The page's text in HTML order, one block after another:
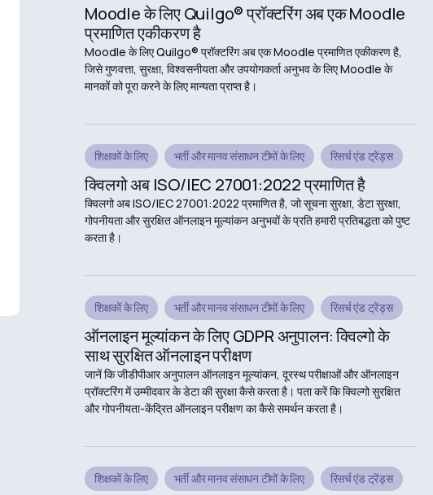
Moodle के लिए Quilgo® प्रॉक्टरिंग अब एक Moodle
प्रमाणित एकीकरण है
Moodle के लिए Quilgo® प्रॉक्टरिंग अब एक Moodle प्रमाणित एकीकरण है,
जिसे गुणवत्ता, सुरक्षा, विश्वसनीयता और उपयोगकर्ता अनुभव के लिए Moodle के
मानकों को पूरा करने के लिए मान्यता प्राप्त है।
शिक्षकों के लिए भर्ती और मानव संसाधन टीमों के लिए रिसर्च एंड ट्रेंड्स
क्विलगो अब ISO/IEC 27001:2022 प्रमाणित है
क्विलगो अब ISO/IEC 27001:2022 प्रमाणित है, जो सूचना सुरक्षा, डेटा सुरक्षा,
गोपनीयता और सुरक्षित ऑनलाइन मूल्यांकन अनुभवों के प्रति हमारी प्रतिबद्धता को पुष्ट
करता है।
शिक्षकों के लिए भर्ती और मानव संसाधन टीमों के लिए रिसर्च एंड ट्रेंड्स
ऑनलाइन मूल्यांकन के लिए GDPR अनुपालन: क्विल्गो के
साथ सुरक्षित ऑनलाइन परीक्षण
जानें कि जीडीपीआर अनुपालन ऑनलाइन मूल्यांकन, दूरस्थ परीक्षाओं और ऑनलाइन
प्रॉक्टरिंग में उम्मीदवार के डेटा की सुरक्षा कैसे करता है। पता करें कि क्विल्गो सुरक्षित
और गोपनीयता-केंद्रित ऑनलाइन परीक्षण का कैसे समर्थन करता है।
शिक्षकों के लिए भर्ती और मानव संसाधन टीमों के लिए रिसर्च एंड ट्रेंड्स